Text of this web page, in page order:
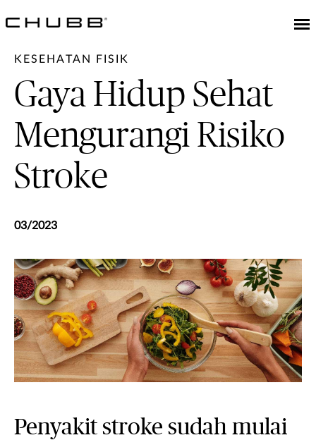
KESEHATAN FISIK
Gaya Hidup Sehat
Mengurangi Risiko
Stroke
03/2023
Penyakit stroke sudah mulai